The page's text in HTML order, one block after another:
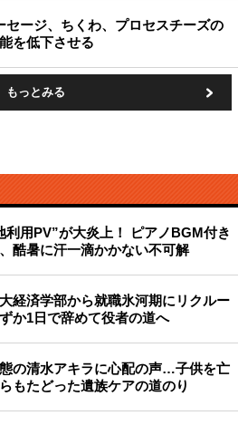
セージ、ちくわ、プロセスチーズの
を低下させる
もっとみる
利用PV”が大炎上！ ピアノBGM付き
酷暑に汗一滴かかない不可解
経済学部から就職氷河期にリクルー
か1日で辞めて役者の道へ
の清水アキラに心配の声…子供を亡
もたどった遺族ケアの道のり